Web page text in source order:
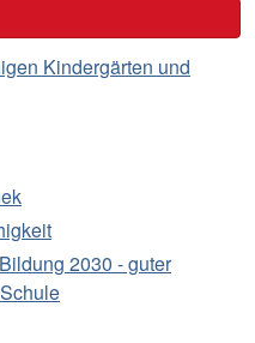
Kindergärten und
2030 - guter